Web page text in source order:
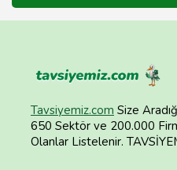
Tavsiyemiz.com Size
650 Sektör ve 200.000
Olanlar Listelenir.